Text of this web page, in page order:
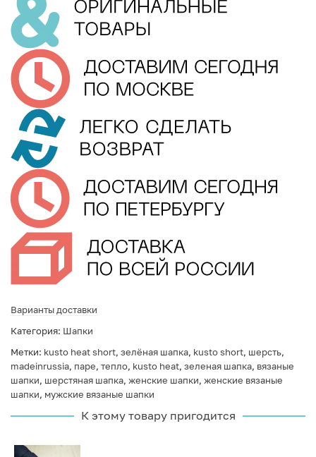
Варианты доставки
Категория: Шапки
Метки: kusto heat short, зелёная шапка, kusto short, шерсть,
madeinrussia, паре, тепло, kusto heat, зеленая шапка, вязаные
шапки, шерстяная шапка, женские шапки, женские вязаные
шапки, мужские вязаные шапки
К этому товару пригодится